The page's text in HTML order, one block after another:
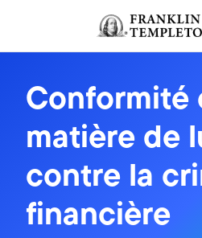
Header menu toggle
Ouverture de session
Conformité
matière de
contre la
financière